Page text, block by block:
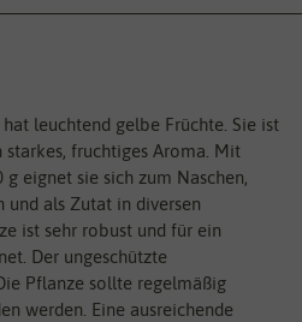
leuchtend gelbe Früchte. Sie ist
fruchtiges Aroma. Mit
eignet sie sich zum Naschen,
und als Zutat in diversen
ist sehr robust und für ein
Der ungeschützte
Pflanze sollte regelmäßig
werden. Eine ausreichende